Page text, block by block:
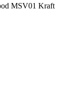
MSV01 Kraft